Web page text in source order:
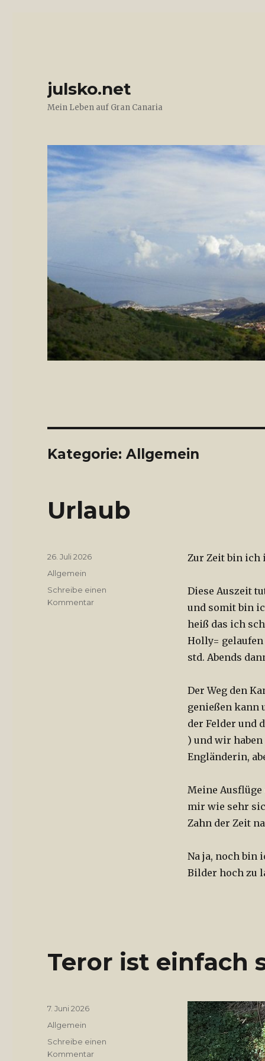
julsko.net
Mein Leben auf Gran Canaria
Kategorie: Allgemein
Urlaub
Zur Zeit bin ich
Diese Auszeit
und somit bin
heiß das ich
Holly=
std. Abends
Der Weg den
genießen kann
der Felder und
) und wir
Engländerin,
Meine Ausflüge
mir wie sehr
Zahn der Zeit
Na ja, noch bin
Bilder hoch zu
Veröffentlicht
am
26. Juli 2026
Kategorien
Allgemein
Schreibe einen
Kommentar
Teror ist einfach
Video-
Player
Veröffentlicht
am
7. Juni 2026
Kategorien
Allgemein
Schreibe einen
Kommentar